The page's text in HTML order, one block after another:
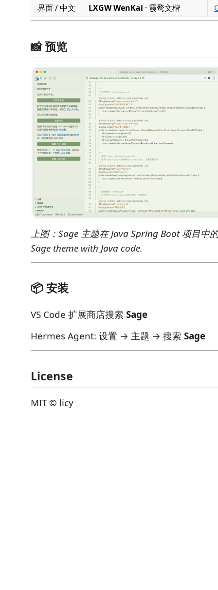
界面 / 中文
LXGW WenKai · 霞鹜文楷
📸 预览
上图：Sage 主题在 Java Spring Boot 项目中
Sage theme with Java code.
📦 安装
VS Code 扩展商店搜索 Sage
Hermes Agent: 设置 → 主题 → 搜索 Sage
License
MIT © licy